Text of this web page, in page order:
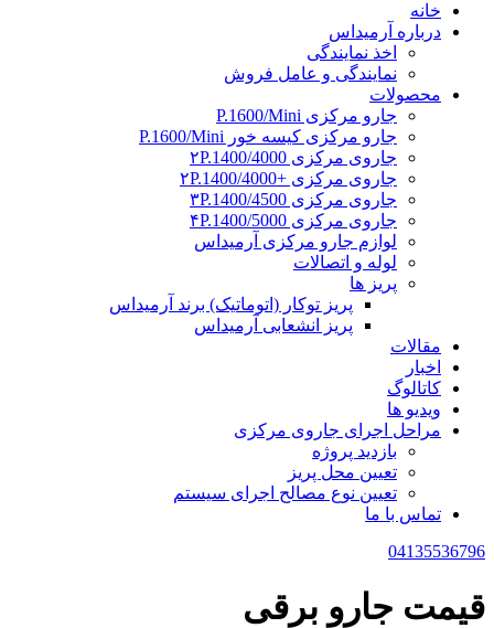
خانه
درباره آرمیداس
اخذ نمایندگی
نمایندگی و عامل فروش
محصولات
جارو مرکزی P.1600/Mini
جارو مرکزی کیسه خور P.1600/Mini
جاروی مرکزی ۲P.1400/4000
جاروی مرکزی +۲P.1400/4000
جاروی مرکزی ۳P.1400/4500
جاروی مرکزی ۴P.1400/5000
لوازم جارو مرکزی آرمیداس
لوله و اتصالات
پریز ها
پریز توکار (اتوماتیک) برند آرمیداس
پریز انشعابی آرمیداس
مقالات
اخبار
کاتالوگ
ویدیو ها
مراحل اجرای جاروی مرکزی
بازدید پروژه
تعیین محل پریز
تعیین نوع مصالح اجرای سیستم
تماس با ما
04135536796
قیمت جارو برقی